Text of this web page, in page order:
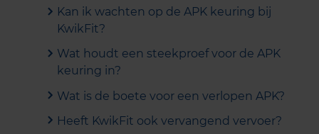
Kan ik wachten op de APK keuring bij
KwikFit?
Wat houdt een steekproef voor de APK
keuring in?
Wat is de boete voor een verlopen APK?
Heeft KwikFit ook vervangend vervoer?